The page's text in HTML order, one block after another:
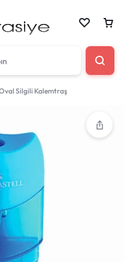
boş
Alışverişe başlayın
için oturum
Yenilikler
Silgili Kalemtraş